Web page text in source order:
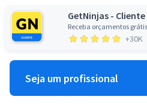
GetNinjas - Cliente
Receba orçamentos grátis
+30K
Seja um profissional